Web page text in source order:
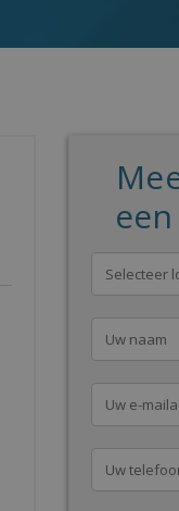
Selecteer